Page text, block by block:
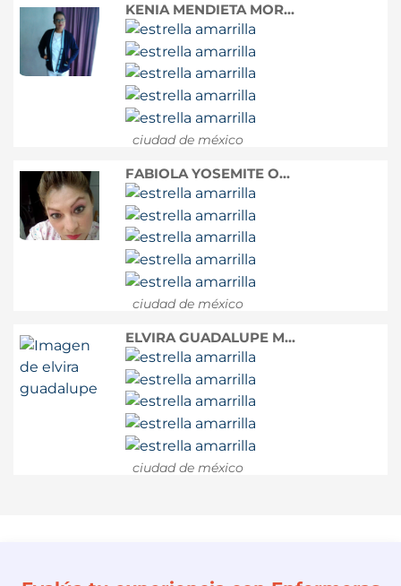
KENIA MENDIETA MOR...
ciudad de méxico
FABIOLA YOSEMITE O...
ciudad de méxico
ELVIRA GUADALUPE M...
ciudad de méxico